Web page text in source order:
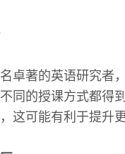
卓著的英语研究者
同的授课方式都得
这可能有利于提升